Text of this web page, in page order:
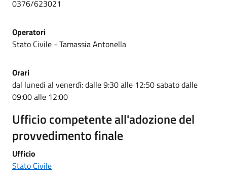
0376/623021
Operatori
Stato Civile - Tamassia Antonella
Orari
dal lunedi al venerdì: dalle 9:30 alle 12:50 sabato dalle
09:00 alle 12:00
Ufficio competente all'adozione del
provvedimento finale
Ufficio
Stato Civile